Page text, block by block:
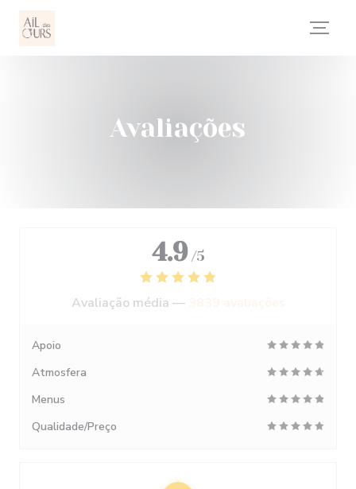
Avaliações
4.9 /5
Avaliação média —
Apoio
Atmosfera
Menus
Qualidade/Preço